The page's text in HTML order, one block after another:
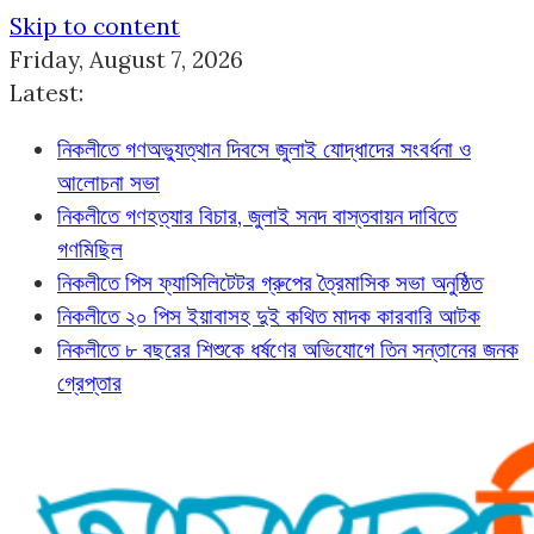
Skip to content
Friday, August 7, 2026
Latest:
নিকলীতে গণঅভ্যুত্থান দিবসে জুলাই যোদ্ধাদের সংবর্ধনা ও
আলোচনা সভা
নিকলীতে গণহত্যার বিচার, জুলাই সনদ বাস্তবায়ন দাবিতে
গণমিছিল
নিকলীতে পিস ফ্যাসিলিটেটর গ্রুপের ত্রৈমাসিক সভা অনুষ্ঠিত
নিকলীতে ২০ পিস ইয়াবাসহ দুই কথিত মাদক কারবারি আটক
নিকলীতে ৮ বছরের শিশুকে ধর্ষণের অভিযোগে তিন সন্তানের জনক
গ্রেপ্তার